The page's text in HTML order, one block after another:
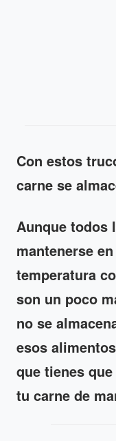
Con estos
carne se
Aunque todos
mantenerse
temperatura
son un poco
no se
esos
que tienes
tu carne de